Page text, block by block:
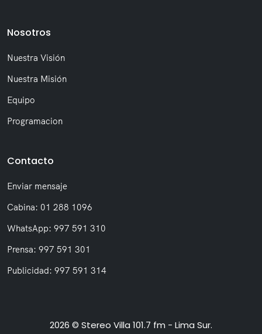
Nosotros
Nuestra Visión
Nuestra Misión
Equipo
Programacion
Contacto
Enviar mensaje
Cabina: 01 288 1096
WhatsApp: 997 591 310
Prensa: 997 591 301
Publicidad: 997 591 314
2026 © Stereo Villa 101.7 fm - Lima Sur.